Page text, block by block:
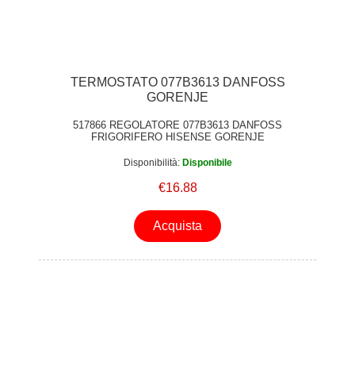
TERMOSTATO 077B3613 DANFOSS
GORENJE
517866 REGOLATORE 077B3613 DANFOSS
FRIGORIFERO HISENSE GORENJE
Disponibilità: Disponibile
€16.88
Acquista